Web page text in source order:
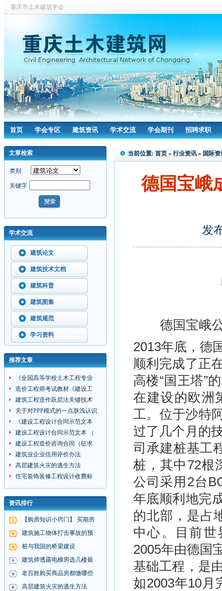
重庆市土木建筑学会
首页 学会专区 建筑资讯 学术交流 学会期刊 招聘求职
文章检索
类别
关键字
学术交流
建筑论文
建筑技术文档
建筑科普
建筑图集
建筑规范
学习资料
推荐文章
《全国高等学校土木工程专业
造价工程师考试教材《建设工
建筑工程逆作跃层法关键技术
关于对PPP模式的一点肤浅认识
《建设工程设计合同示范文本
建设工程设计合同示范文本 （
建设工程造价咨询合同（征求
建筑业企业信用评价办法
高层建筑火灾的逃生方法
住宅装饰装修工程设计收费标
资讯排行
【购房知识小窍门】 买期房
建筑施工物体打击事故的预
桩与我国的桥梁建设
建筑师透露电梯房选几楼最
老百姓购买商品房都缴哪些
高层建筑火灾的逃生方法
当前位置: 首页 » 行业资讯 » 国际资
德国宝峨
发
德国宝峨
2013年底，德
顺利完成了正
高楼“国王塔”
在建设的欧洲
工。位于沙特
过了几个月的
司承建桩基工
桩，其中72根
公司采用2台
年底顺利地完
的北部，是占
中心。目前世
2005年由德国
基础工程，是
如2003年10月